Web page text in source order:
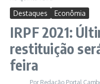
Destaques Econômia
IRPF 2021:
restituição
feira
Por Redação Portal